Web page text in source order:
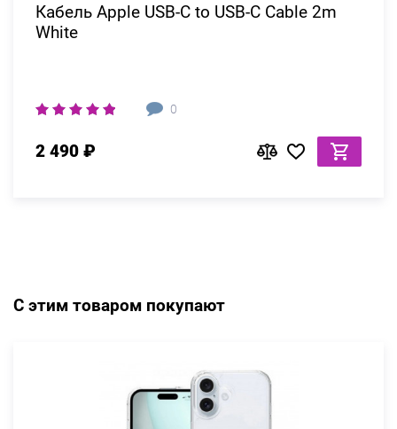
Кабель Apple USB-C to USB-C Cable 2m
White
0
2 490 ₽
С этим товаром покупают